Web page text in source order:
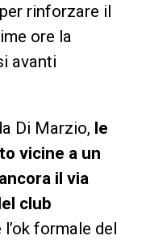
rinforzare il
ore la
avanti
Di Marzio, le
vicine a un
il via
club
formale del